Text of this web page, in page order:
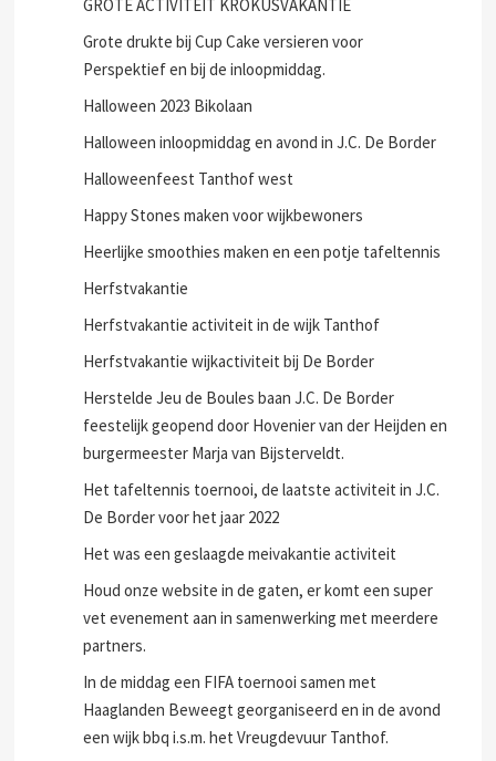
GROTE ACTIVITEIT KROKUSVAKANTIE
Grote drukte bij Cup Cake versieren voor
Perspektief en bij de inloopmiddag.
Halloween 2023 Bikolaan
Halloween inloopmiddag en avond in J.C. De Border
Halloweenfeest Tanthof west
Happy Stones maken voor wijkbewoners
Heerlijke smoothies maken en een potje tafeltennis
Herfstvakantie
Herfstvakantie activiteit in de wijk Tanthof
Herfstvakantie wijkactiviteit bij De Border
Herstelde Jeu de Boules baan J.C. De Border
feestelijk geopend door Hovenier van der Heijden en
burgermeester Marja van Bijsterveldt.
Het tafeltennis toernooi, de laatste activiteit in J.C.
De Border voor het jaar 2022
Het was een geslaagde meivakantie activiteit
Houd onze website in de gaten, er komt een super
vet evenement aan in samenwerking met meerdere
partners.
In de middag een FIFA toernooi samen met
Haaglanden Beweegt georganiseerd en in de avond
een wijk bbq i.s.m. het Vreugdevuur Tanthof.